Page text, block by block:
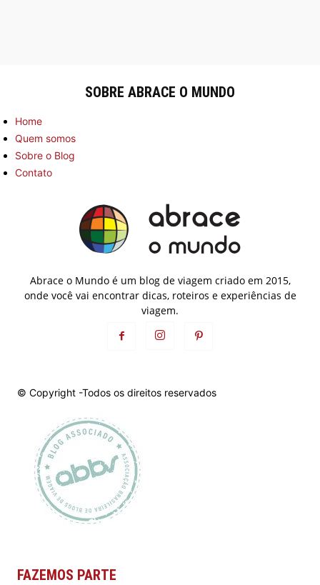
SOBRE ABRACE O MUNDO
Home
Quem somos
Sobre o Blog
Contato
Abrace o Mundo é um blog de viagem criado em 2015,
onde você vai encontrar dicas, roteiros e experiências de
viagem.
© Copyright -Todos os direitos reservados
FAZEMOS PARTE